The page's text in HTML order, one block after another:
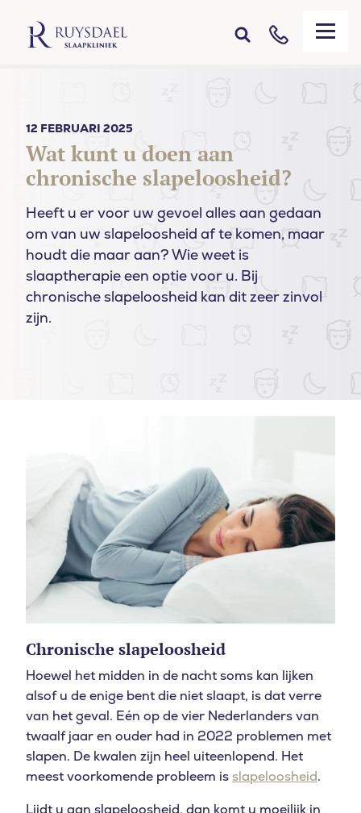
12 FEBRUARI 2025
Wat kunt u doen aan
chronische slapeloosheid?
Heeft u er voor uw gevoel alles aan gedaan
om van uw slapeloosheid af te komen, maar
houdt die maar aan? Wie weet is
slaaptherapie een optie voor u. Bij
chronische slapeloosheid kan dit zeer zinvol
zijn.
Chronische slapeloosheid
Hoewel het midden in de nacht soms kan lijken
alsof u de enige bent die niet slaapt, is dat verre
van het geval. Eén op de vier Nederlanders van
twaalf jaar en ouder had in 2022 problemen met
slapen. De kwalen zijn heel uiteenlopend. Het
meest voorkomende probleem isslapeloosheid.
Lijdt u aan slapeloosheid, dan komt u moeilijk in